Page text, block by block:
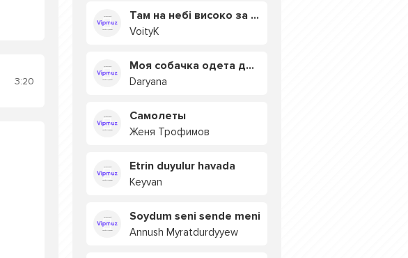
3:20
Там на небі високо за хмарами
VoityK
Моя собачка одета дороже тебя
Daryana
Самолеты
Женя Трофимов
Etrin duyulur havada
Keyvan
Soydum seni sende meni
Annush Myratdurdyyew